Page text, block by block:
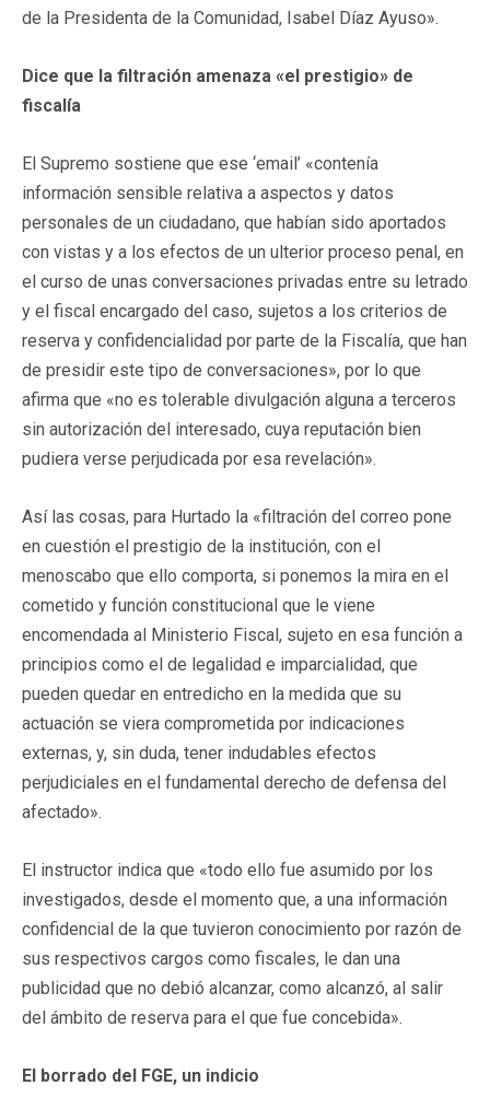
de la Presidenta de la Comunidad, Isabel Díaz Ayuso».
Dice que la filtración amenaza «el prestigio» de
fiscalía
El Supremo sostiene que ese ‘email’ «contenía
información sensible relativa a aspectos y datos
personales de un ciudadano, que habían sido aportados
con vistas y a los efectos de un ulterior proceso penal, en
el curso de unas conversaciones privadas entre su letrado
y el fiscal encargado del caso, sujetos a los criterios de
reserva y confidencialidad por parte de la Fiscalía, que han
de presidir este tipo de conversaciones», por lo que
afirma que «no es tolerable divulgación alguna a terceros
sin autorización del interesado, cuya reputación bien
pudiera verse perjudicada por esa revelación».
Así las cosas, para Hurtado la «filtración del correo pone
en cuestión el prestigio de la institución, con el
menoscabo que ello comporta, si ponemos la mira en el
cometido y función constitucional que le viene
encomendada al Ministerio Fiscal, sujeto en esa función a
principios como el de legalidad e imparcialidad, que
pueden quedar en entredicho en la medida que su
actuación se viera comprometida por indicaciones
externas, y, sin duda, tener indudables efectos
perjudiciales en el fundamental derecho de defensa del
afectado».
El instructor indica que «todo ello fue asumido por los
investigados, desde el momento que, a una información
confidencial de la que tuvieron conocimiento por razón de
sus respectivos cargos como fiscales, le dan una
publicidad que no debió alcanzar, como alcanzó, al salir
del ámbito de reserva para el que fue concebida».
El borrado del FGE, un indicio